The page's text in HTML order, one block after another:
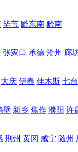
毕节 黔东南 黔南
张家口 承德 沧州 廊
大庆 伊春 佳木斯 七
壁 新乡 焦作 濮阳 许
荆州 黄冈 咸宁 随州